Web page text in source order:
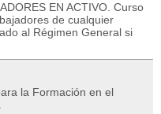
EN ACTIVO. Curso
de cualquier
al Régimen General si
la Formación en el